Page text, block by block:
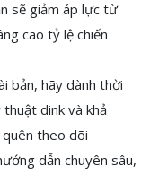
sẽ giảm áp lực từ
cao tỷ lệ chiến
bản, hãy dành thời
dink và khả
theo dõi
dẫn chuyên sâu,